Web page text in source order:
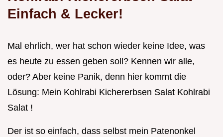
Einfach & Lecker!
Mal ehrlich, wer hat schon wieder keine Idee, was
es heute zu essen geben soll? Kennen wir alle,
oder? Aber keine Panik, denn hier kommt die
Lösung: Mein Kohlrabi Kichererbsen Salat Kohlrabi
Salat !
Der ist so einfach, dass selbst mein Patenonkel